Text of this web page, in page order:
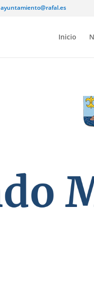
ayuntamiento@rafal.es
Inicio